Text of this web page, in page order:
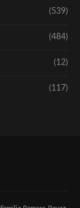
(539)
(484)
(12)
(117)